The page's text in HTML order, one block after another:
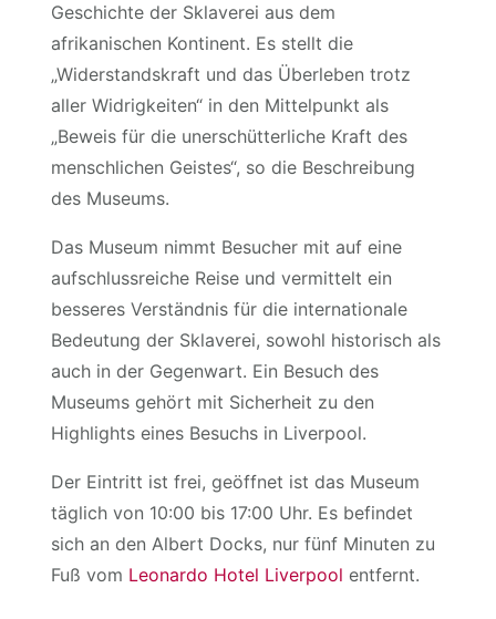
Geschichte der Sklaverei aus dem
afrikanischen Kontinent. Es stellt die
„Widerstandskraft und das Überleben trotz
aller Widrigkeiten“ in den Mittelpunkt als
„Beweis für die unerschütterliche Kraft des
menschlichen Geistes“, so die Beschreibung
des Museums.
Das Museum nimmt Besucher mit auf eine
aufschlussreiche Reise und vermittelt ein
besseres Verständnis für die internationale
Bedeutung der Sklaverei, sowohl historisch als
auch in der Gegenwart. Ein Besuch des
Museums gehört mit Sicherheit zu den
Highlights eines Besuchs in Liverpool.
Der Eintritt ist frei, geöffnet ist das Museum
täglich von 10:00 bis 17:00 Uhr. Es befindet
sich an den Albert Docks, nur fünf Minuten zu
Fuß vom Leonardo Hotel Liverpoolentfernt.